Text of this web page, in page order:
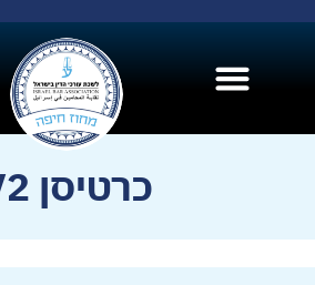
כרטיסן V2